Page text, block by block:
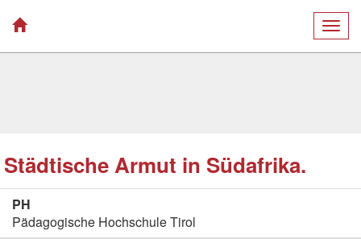
Städtische Armut in Südafrika.
PH
Pädagogische Hochschule Tirol